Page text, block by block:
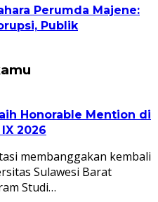
Perumda Majene:
Publik
Honorable Mention di
2026
membanggakan kembali
Sulawesi Barat
Studi…